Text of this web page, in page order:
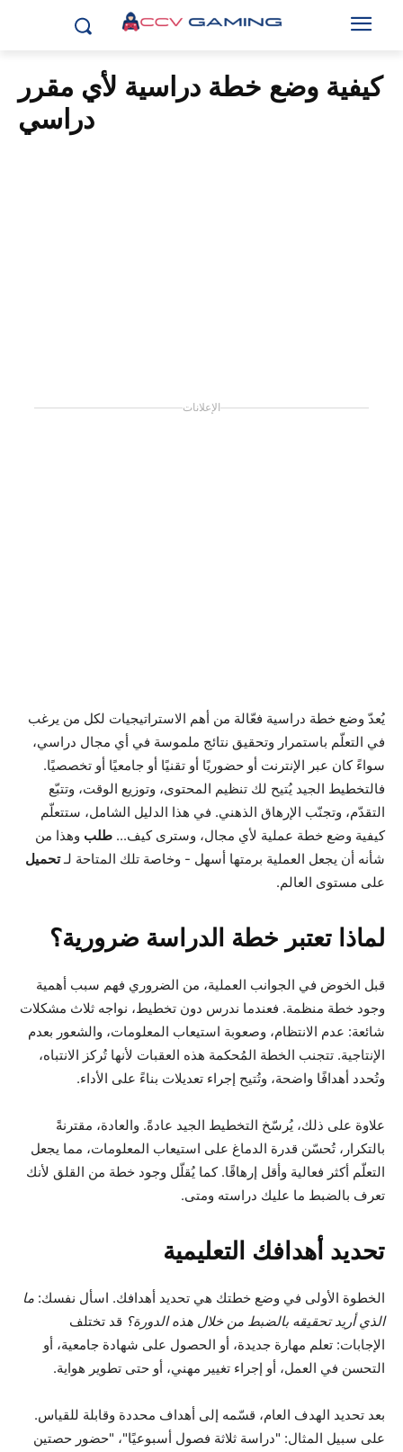
كيفية وضع خطة دراسية لأي مقرر
دراسي
الإعلانات
يُعدّ وضع خطة دراسية فعّالة من أهم الاستراتيجيات لكل من يرغب
في التعلّم باستمرار وتحقيق نتائج ملموسة في أي مجال دراسي،
سواءً كان عبر الإنترنت أو حضوريًا أو تقنيًا أو جامعيًا أو تخصصيًا.
فالتخطيط الجيد يُتيح لك تنظيم المحتوى، وتوزيع الوقت، وتتبّع
التقدّم، وتجنّب الإرهاق الذهني. في هذا الدليل الشامل، ستتعلّم
كيفية وضع خطة عملية لأي مجال، وسترى كيف... طلب وهذا من
شأنه أن يجعل العملية برمتها أسهل - وخاصة تلك المتاحة لـتحميل
على مستوى العالم.
لماذا تعتبر خطة الدراسة ضرورية؟
قبل الخوض في الجوانب العملية، من الضروري فهم سبب أهمية
وجود خطة منظمة. فعندما ندرس دون تخطيط، نواجه ثلاث مشكلات
شائعة: عدم الانتظام، وصعوبة استيعاب المعلومات، والشعور بعدم
الإنتاجية. تتجنب الخطة المُحكمة هذه العقبات لأنها تُركز الانتباه،
وتُحدد أهدافًا واضحة، وتُتيح إجراء تعديلات بناءً على الأداء.
علاوة على ذلك، يُرسّخ التخطيط الجيد عادةً. والعادة، مقترنةً
بالتكرار، تُحسّن قدرة الدماغ على استيعاب المعلومات، مما يجعل
التعلّم أكثر فعالية وأقل إرهاقًا. كما يُقلّل وجود خطة من القلق لأنك
تعرف بالضبط ما عليك دراسته ومتى.
تحديد أهدافك التعليمية
الخطوة الأولى في وضع خطتك هي تحديد أهدافك. اسأل نفسك: ما
الذي أريد تحقيقه بالضبط من خلال هذه الدورة؟ قد تختلف
الإجابات: تعلم مهارة جديدة، أو الحصول على شهادة جامعية، أو
التحسن في العمل، أو إجراء تغيير مهني، أو حتى تطوير هواية.
بعد تحديد الهدف العام، قسّمه إلى أهداف محددة وقابلة للقياس.
على سبيل المثال: "دراسة ثلاثة فصول أسبوعيًا"، "حضور حصتين